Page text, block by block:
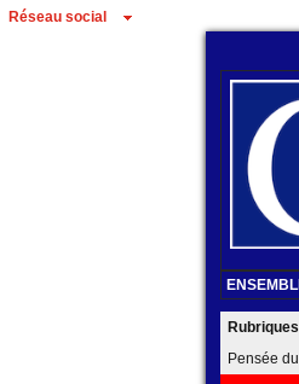
Réseau social
Pensée